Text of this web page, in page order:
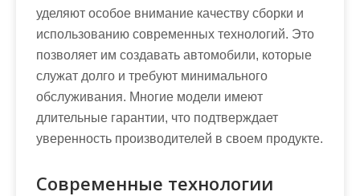
уделяют особое внимание качеству сборки и
использованию современных технологий. Это
позволяет им создавать автомобили, которые
служат долго и требуют минимального
обслуживания. Многие модели имеют
длительные гарантии, что подтверждает
уверенность производителей в своем продукте.
Современные технологии